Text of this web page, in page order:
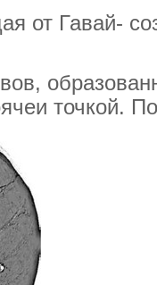
от Гавай-
точкой.